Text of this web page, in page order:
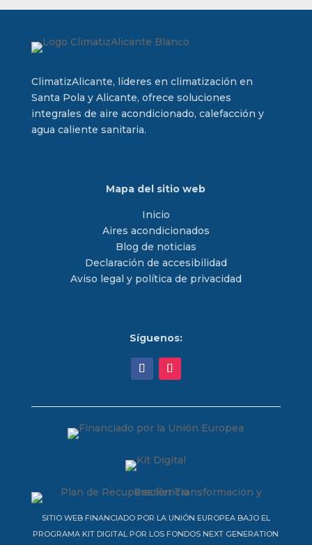
ClimatizAlicante, líderes en climatización en
Santa Pola y Alicante, ofrece soluciones
integrales de aire acondicionado, calefacción y
agua caliente sanitaria.
Mapa del sitio web
Inicio
Aires acondicionados
Blog de noticias
Declaración de accesibilidad
Aviso legal y política de privacidad
Síguenos:
SITIO WEB FINANCIADO POR LA UNIÓN EUROPEA BAJO EL
PROGRAMA KIT DIGITAL POR LOS FONDOS NEXT GENERATION